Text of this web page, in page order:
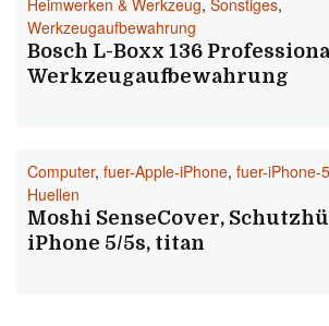
Heimwerken & Werkzeug, Sonstiges,
Werkzeugaufbewahrung
Bosch L-Boxx 136
Werkzeugaufbewahrung
Computer, fuer-Apple-iPhone, fuer-iPhone-
Huellen
Moshi SenseCover,
iPhone 5/5s, titan